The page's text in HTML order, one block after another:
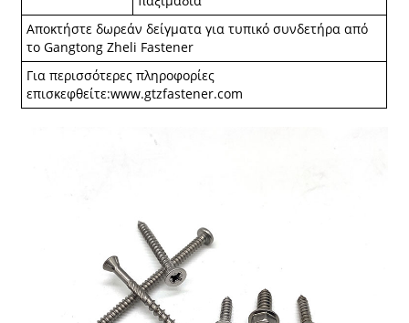
Αποκτήστε δωρεάν δείγματα για τυπικό συνδετήρα από
το Gangtong Zheli Fastener
Για περισσότερες πληροφορίες
επισκεφθείτε:www.gtzfastener.com